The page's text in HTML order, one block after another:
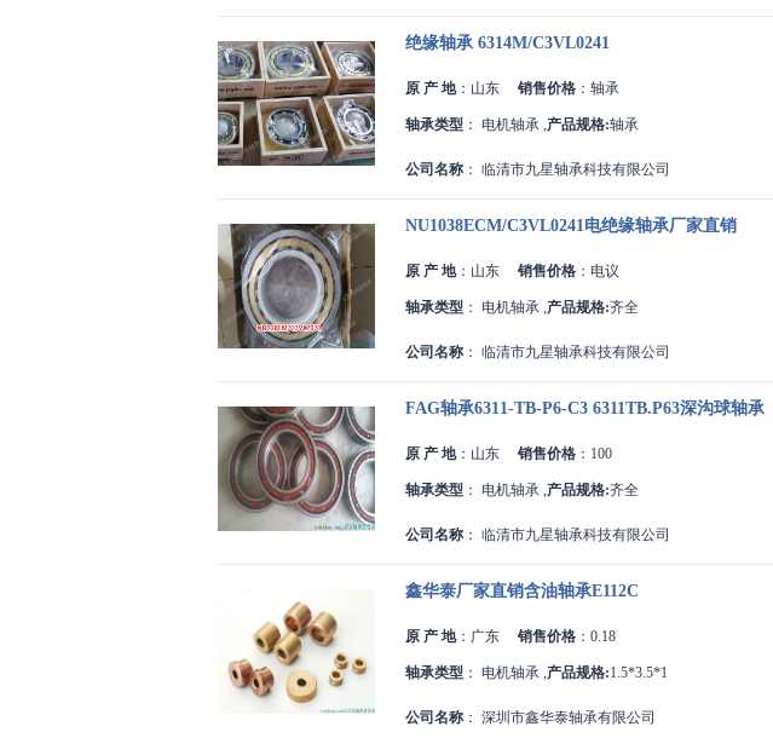
绝缘轴承 6314M/C3VL0241
原 产 地： 山东 销售价格：轴承
轴承类型： 电机轴承,产品规格:轴承
公司名称： 临清市九星轴承科技有限公司
NU1038ECM/C3VL0241电绝缘轴承厂家直销
原 产 地： 山东 销售价格：电议
轴承类型： 电机轴承,产品规格:齐全
公司名称： 临清市九星轴承科技有限公司
FAG轴承6311-TB-P6-C3 6311TB.P63深沟球轴承
原 产 地： 山东 销售价格：100
轴承类型： 电机轴承,产品规格:齐全
公司名称： 临清市九星轴承科技有限公司
鑫华泰厂家直销含油轴承E112C
原 产 地： 广东 销售价格：0.18
轴承类型： 电机轴承,产品规格:1.5*3.5*1
公司名称： 深圳市鑫华泰轴承有限公司